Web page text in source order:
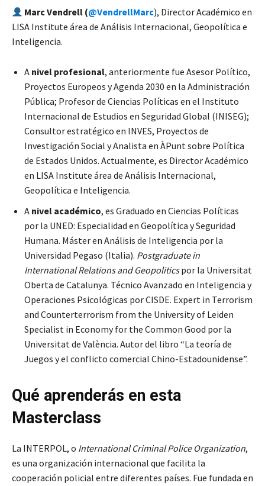
Marc Vendrell (@VendrellMarc), Director Académico en
LISA Institute área de Análisis Internacional, Geopolítica e
Inteligencia.
A nivel profesional, anteriormente fue Asesor Político,
Proyectos Europeos y Agenda 2030 en la Administración
Pública; Profesor de Ciencias Políticas en el Instituto
Internacional de Estudios en Seguridad Global (INISEG);
Consultor estratégico en INVES, Proyectos de
Investigación Social y Analista en ÀPunt sobre Política
de Estados Unidos. Actualmente, es Director Académico
en LISA Institute área de Análisis Internacional,
Geopolítica e Inteligencia.
A nivel académico, es Graduado en Ciencias Políticas
por la UNED: Especialidad en Geopolítica y Seguridad
Humana. Máster en Análisis de Inteligencia por la
Universidad Pegaso (Italia). Postgraduate in
International Relations and Geopoliticspor la Universitat
Oberta de Catalunya. Técnico Avanzado en Inteligencia y
Operaciones Psicológicas por CISDE. Expert in Terrorism
and Counterterrorism from the University of Leiden
Specialist in Economy for the Common Good por la
Universitat de València. Autor del libro “La teoría de
Juegos y el conflicto comercial Chino-Estadounidense”.
Qué aprenderás en esta
Masterclass
La INTERPOL, o International Criminal Police Organization,
es una organización internacional que facilita la
cooperación policial entre diferentes países. Fue fundada en